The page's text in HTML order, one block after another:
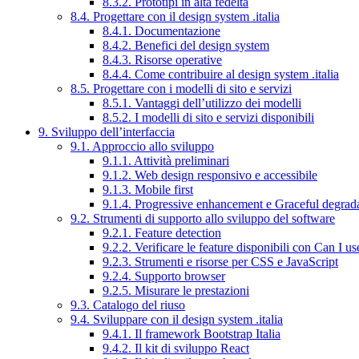
8.4. Progettare con il design system .italia
8.4.1. Documentazione
8.4.2. Benefici del design system
8.4.3. Risorse operative
8.4.4. Come contribuire al design system .italia
8.5. Progettare con i modelli di sito e servizi
8.5.1. Vantaggi dell’utilizzo dei modelli
8.5.2. I modelli di sito e servizi disponibili
9. Sviluppo dell’interfaccia
9.1. Approccio allo sviluppo
9.1.1. Attività preliminari
9.1.2. Web design responsivo e accessibile
9.1.3. Mobile first
9.1.4. Progressive enhancement e Graceful
9.2. Strumenti di supporto allo sviluppo del software
9.2.1. Feature detection
9.2.2. Verificare le feature disponibili con Can I
9.2.3. Strumenti e risorse per CSS e JavaScript
9.2.4. Supporto browser
9.2.5. Misurare le prestazioni
9.3. Catalogo del riuso
9.4. Sviluppare con il design system .italia
9.4.1. Il framework Bootstrap Italia
9.4.2. Il kit di sviluppo React